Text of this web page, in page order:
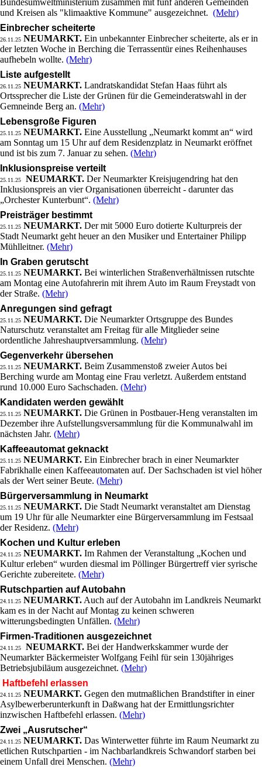
Bundesumweltministerium zusammen mit fünf anderen Gemeinden
und Kreisen als "klimaaktive Kommune" ausgezeichnet. (Mehr)
Einbrecher scheiterte
26.11.25 NEUMARKT. Ein unbekannter Einbrecher scheiterte, als er in
der letzten Woche in Berching die Terrassentür eines Reihenhauses
aufhebeln wollte. (Mehr)
Liste aufgestellt
26.11.25 NEUMARKT. Landratskandidat Stefan Haas führt als
Ortssprecher die Liste der Grünen für die Gemeinderatswahl in der
Gemneinde Berg an. (Mehr)
Lebensgroße Figuren
25.11.25 NEUMARKT. Eine Ausstellung „Neumarkt kommt an“ wird
am Sonntag um 15 Uhr auf dem Residenzplatz in Neumarkt eröffnet
und ist bis zum 7. Januar zu sehen. (Mehr)
Inklusionspreise verteilt
25.11.25 NEUMARKT. Der Neumarkter Kreisjugendring hat den
Inklusionspreis an vier Organisationen überreicht - darunter das
„Orchester Kunterbunt“. (Mehr)
Preisträger bestimmt
25.11.25 NEUMARKT. Der mit 5000 Euro dotierte Kulturpreis der
Stadt Neumarkt geht heuer an den Musiker und Entertainer Philipp
Mühlleitner. (Mehr)
In Graben gerutscht
25.11.25 NEUMARKT. Bei winterlichen Straßenverhältnissen rutschte
am Montag eine Autofahrerin mit ihrem Auto im Raum Freystadt von
der Straße. (Mehr)
Anregungen sind gefragt
25.11.25 NEUMARKT. Die Neumarkter Ortsgruppe des Bundes
Naturschutz veranstaltet am Freitag für alle Mitglieder seine
ordentliche Jahreshauptversammlung. (Mehr)
Gegenverkehr übersehen
25.11.25 NEUMARKT. Beim Zusammenstoß zweier Autos bei
Berching wurde am Montag eine Frau verletzt. Außerdem entstand
rund 10.000 Euro Sachschaden. (Mehr)
Kandidaten werden gewählt
25.11.25 NEUMARKT. Die Grünen in Postbauer-Heng veranstalten im
Dezember ihre Aufstellungsversammlung für die Kommunalwahl im
nächsten Jahr. (Mehr)
Kaffeeautomat geknackt
25.11.25 NEUMARKT. Ein Einbrecher brach in einer Neumarkter
Fabrikhalle einen Kaffeeautomaten auf. Der Sachschaden ist viel höher
als der Wert seiner Beute. (Mehr)
Bürgerversammlung in Neumarkt
25.11.25 NEUMARKT. Die Stadt Neumarkt veranstaltet am Dienstag
um 19 Uhr für alle Neumarkter eine Bürgerversammlung im Festsaal
der Residenz. (Mehr)
Kochen und Kultur erleben
24.11.25 NEUMARKT. Im Rahmen der Veranstaltung „Kochen und
Kultur erleben“ wurden diesmal im Pöllinger Bürgertreff vier syrische
Gerichte zubereitete. (Mehr)
Rutschpartien auf Autobahn
24.11.25 NEUMARKT. Auch auf der Autobahn im Landkreis Neumarkt
kam es in der Nacht auf Montag zu keinen schweren
witterungsbedingten Unfällen. (Mehr)
Firmen-Traditionen ausgezeichnet
24.11.25 NEUMARKT. Bei der Handwerkskammer wurde der
Neumarkter Bäckermeister Wolfgang Feihl für sein 130jähriges
Betriebsjubiläum ausgezeichnet. (Mehr)
Haftbefehl erlassen
24.11.25 NEUMARKT. Gegen den mutmaßlichen Brandstifter in einer
Asylbewerberunterkunft in Daßwang hat der Ermittlungsrichter
inzwischen Haftbefehl erlassen. (Mehr)
Zwei „Ausrutscher“
24.11.25 NEUMARKT. Das Winterwetter führte im Raum Neumarkt zu
etlichen Rutschpartien - im Nachbarlandkreis Schwandorf starben bei
einem Unfall drei Menschen. (Mehr)